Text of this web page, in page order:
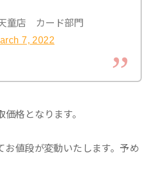
童店 カード部門
7, 2022
格となります。
お値段が変動いたします。予め